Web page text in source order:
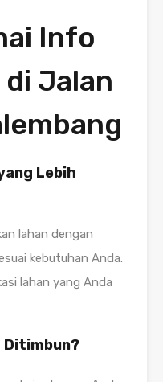
Info
di Jalan
Lebih
lahan dengan
kebutuhan Anda.
lahan yang Anda
Ditimbun?